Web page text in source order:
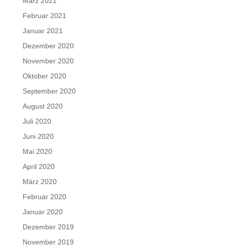
Februar 2021
Januar 2021
Dezember 2020
November 2020
Oktober 2020
September 2020
August 2020
Juli 2020
Juni 2020
Mai 2020
April 2020
März 2020
Februar 2020
Januar 2020
Dezember 2019
November 2019